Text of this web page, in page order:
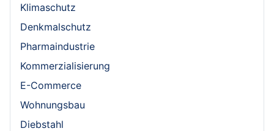
Klimaschutz
Denkmalschutz
Pharmaindustrie
Kommerzialisierung
E-Commerce
Wohnungsbau
Diebstahl